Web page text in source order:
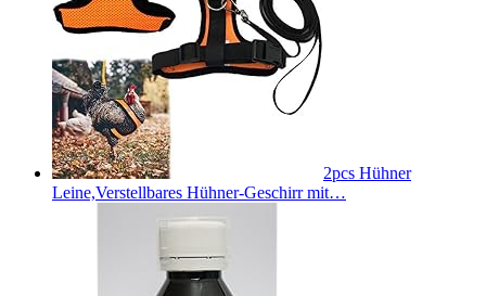
2pcs Hühner
Leine,Verstellbares Hühner-Geschirr mit…